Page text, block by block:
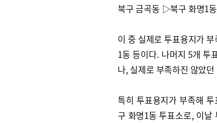
북구 금곡동 ▷북구 화명1
이 중 실제로 투표용지가
1동 등이다. 나머지 5개 투
나, 실제로 부족하진 않았
특히 투표용지가 부족해
구 화명1동 투표소로, 이날